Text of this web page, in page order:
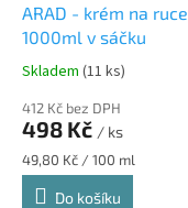
ARAD - krém na ruce
1000ml v sáčku
Průměrné
produktu
je
5,0
z
Skladem (11 ks)
412 Kč bez DPH
498 Kč / ks
Měrná
cena:
49,80 Kč / 100 ml
Do košíku